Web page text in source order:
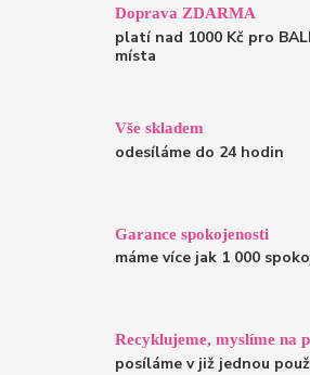
Doprava ZDARMA
platí nad 1000 Kč pro
místa
Vše skladem
odesíláme do 24 hodin
Garance spokojenosti
máme více jak 1 000
Recyklujeme, myslíme na
posíláme v již jednou